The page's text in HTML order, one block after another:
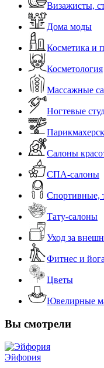
Визажисты,
Дома моды
Косметика и
Косметология
Массажные
Ногтевые
Салоны
СПА-салоны
Спортивные,
Тату-салоны
Уход за
Фитнес и
Цветы
Ювелирные
Вы смотрели
Эйфория